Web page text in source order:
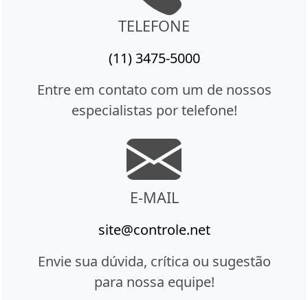
TELEFONE
(11) 3475-5000
Entre em contato com um de nossos
especialistas por telefone!
E-MAIL
site@controle.net
Envie sua dúvida, crítica ou sugestão
para nossa equipe!